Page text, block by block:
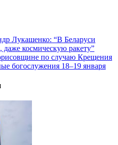
Лукашенко: “В Беларуси
даже космическую ракету”
по случаю Крещения
богослужения 18–19 января